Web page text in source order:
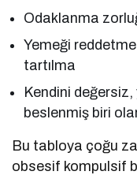
Odaklanma
Yemeği
tartılma
Kendini
beslenmiş biri
Bu tabloya çoğu
obsesif kompulsif